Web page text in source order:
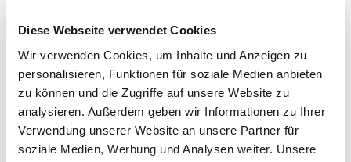
Diese Webseite verwendet Cookies
Wir verwenden Cookies, um Inhalte und Anzeigen zu
personalisieren, Funktionen für soziale Medien anbieten
zu können und die Zugriffe auf unsere Website zu
analysieren. Außerdem geben wir Informationen zu Ihrer
Verwendung unserer Website an unsere Partner für
soziale Medien, Werbung und Analysen weiter. Unsere
1.4 Quellen und weiterführende Literatur
1.2 Eigeninitiative und Selbstwirksamkeit
Gut gestaltete Spiel- und Pausenplätze
unterstützen die Eigeninitiative und Kreativität der
Kinder. Indem sie diesen Aussenraum nach ihren
eigenen aktuellen Bedürfnissenselbst gestalten